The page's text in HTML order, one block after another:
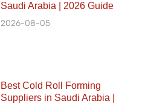
Saudi Arabia | 2026 Guide
2026-08-05
Best Cold Roll Forming
Suppliers in Saudi Arabia |